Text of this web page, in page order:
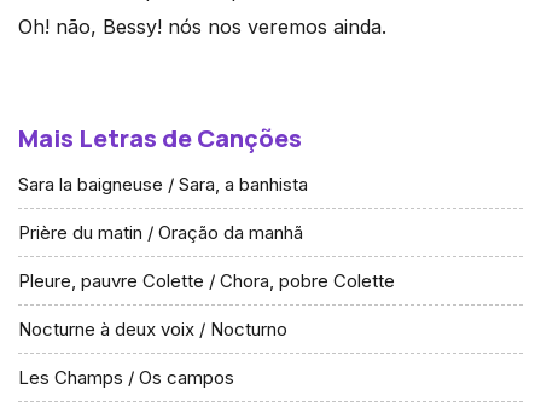
Oh! não, Bessy! nós nos veremos ainda.
Mais Letras de Canções
Sara la baigneuse / Sara, a banhista
Prière du matin / Oração da manhã
Pleure, pauvre Colette / Chora, pobre Colette
Nocturne à deux voix / Nocturno
Les Champs / Os campos